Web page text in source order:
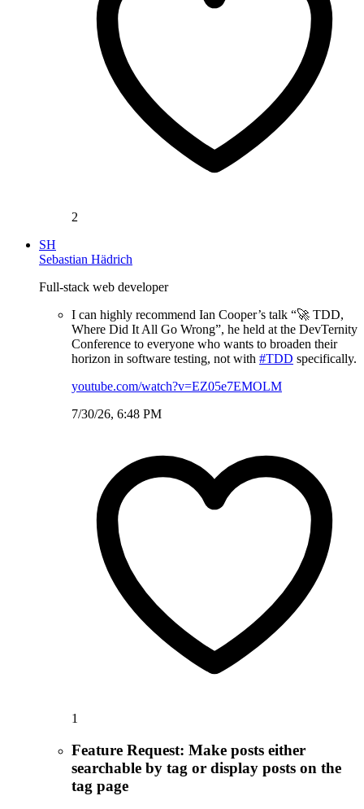
2
SH
Sebastian Hädrich
Full-stack web developer
I can highly recommend Ian Cooper’s talk “🚀 TDD,
Where Did It All Go Wrong”, he held at the DevTernity
Conference to everyone who wants to broaden their
horizon in software testing, not with #TDD specifically.
youtube.com/watch?v=EZ05e7EMOLM
7/30/26, 6:48 PM
1
Feature Request: Make posts either
searchable by tag or display posts on the
tag page